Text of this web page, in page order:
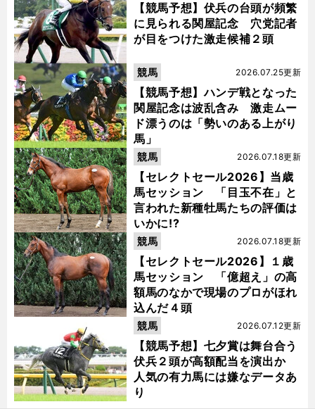
【競馬予想】伏兵の台頭が頻繁
に見られる関屋記念 穴党記者
が目をつけた激走候補２頭
【競馬予想】ハンデ戦となった
関屋記念は波乱含み 激走ムー
ド漂うのは「勢いのある上がり
馬」
2026.07.25更新
競馬
【セレクトセール2026】当歳
馬セッション 「目玉不在」と
言われた新種牡馬たちの評価は
いかに!?
2026.07.18更新
競馬
【セレクトセール2026】１歳
馬セッション 「億超え」の高
額馬のなかで現場のプロがほれ
込んだ４頭
2026.07.18更新
競馬
【競馬予想】七夕賞は舞台合う
伏兵２頭が高額配当を演出か
人気の有力馬には嫌なデータあ
り
2026.07.12更新
競馬